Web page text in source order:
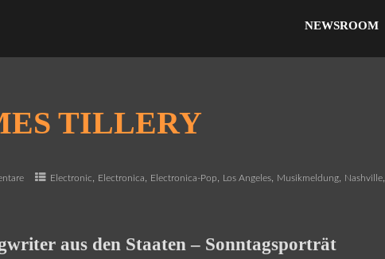
NEWSROOM
TILLERY
Electronic, Electronica, Electronica-Pop, Los Angeles, Musikmeldung, Nashville,
aus den Staaten – Sonntagsporträt